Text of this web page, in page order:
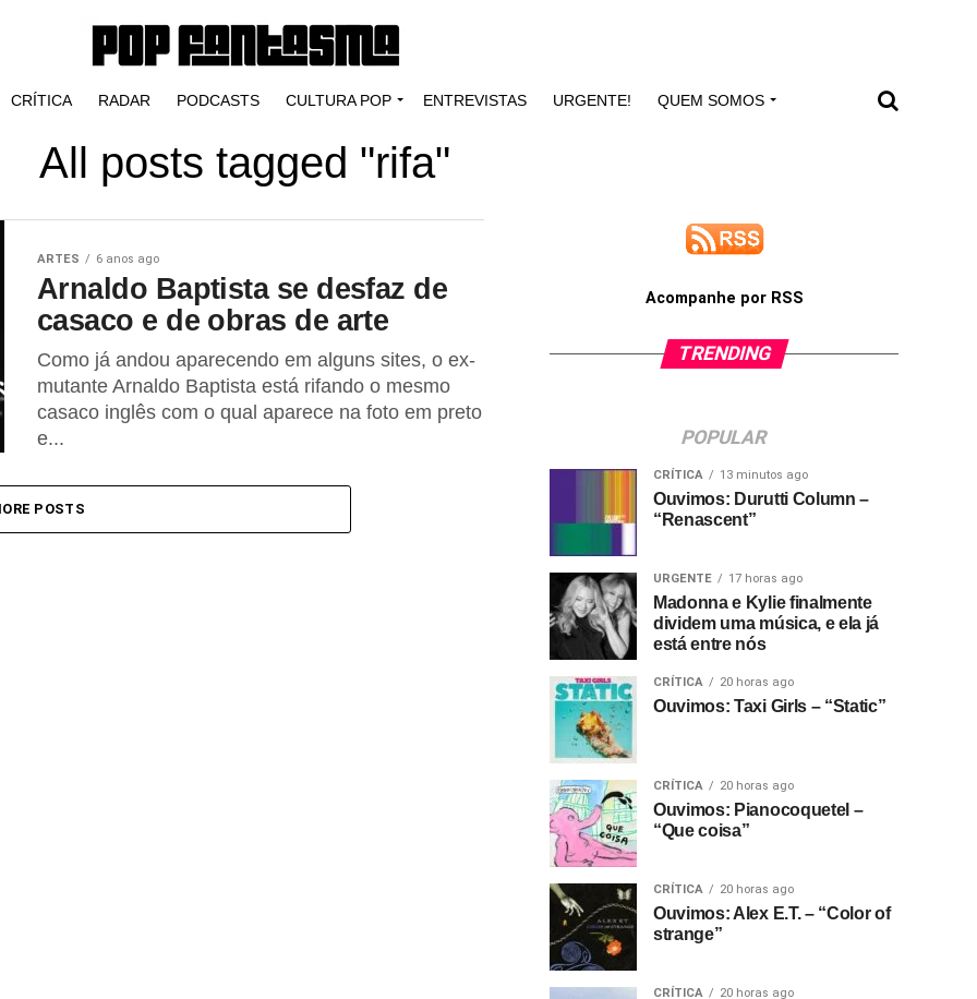
CRÍTICA RADAR PODCASTS CULTURA POP ENTREVISTAS URGENTE! QUEM SOMOS
All posts tagged "rifa"
ARTES 6 anos ago
Arnaldo Baptista se desfaz de
casaco e de obras de arte
Como já andou aparecendo em alguns sites, o ex-
mutante Arnaldo Baptista está rifando o mesmo
casaco inglês com o qual aparece na foto em preto
e...
POSTS
Acompanhe por RSS
TRENDING
POPULAR
CRÍTICA 13 minutos ago
Ouvimos: Durutti Column –
“Renascent”
URGENTE 17 horas ago
Madonna e Kylie finalmente
dividem uma música, e ela já
está entre nós
CRÍTICA 20 horas ago
Ouvimos: Taxi Girls – “Static”
CRÍTICA 20 horas ago
Ouvimos: Pianocoquetel –
“Que coisa”
CRÍTICA 20 horas ago
Ouvimos: Alex E.T. – “Color of
strange”
CRÍTICA 20 horas ago